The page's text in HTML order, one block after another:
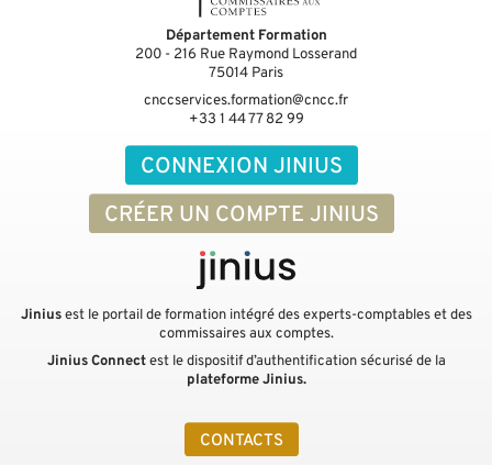
CONNEXION JINIUS
CRÉER UN COMPTE JINIUS
CONTACTS
Département Formation
200 - 216 Rue Raymond Losserand
75014 Paris
cnccservices.formation@cncc.fr
+33 1 44 77 82 99
Jiniusest le portail de formation intégré des experts-comptables et des
commissaires aux comptes.
Jinius Connectest le dispositif d’authentification sécurisé de la
plateforme Jinius.